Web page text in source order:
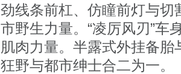
劲线条前杠、仿瞳前灯与
市野生力量。“凌厉风刃”车
肌肉力量。半露式外挂备
狂野与都市绅士合二为一。